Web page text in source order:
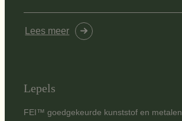
Lees meer
Lepels
FEI™ goedgekeurde kunststof en metalen